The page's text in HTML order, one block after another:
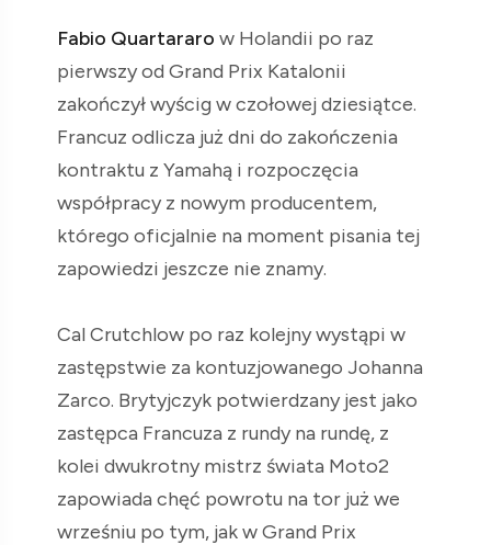
Fabio Quartararo w Holandii po raz
pierwszy od Grand Prix Katalonii
zakończył wyścig w czołowej dziesiątce.
Francuz odlicza już dni do zakończenia
kontraktu z Yamahą i rozpoczęcia
współpracy z nowym producentem,
którego oficjalnie na moment pisania tej
zapowiedzi jeszcze nie znamy.
Cal Crutchlow po raz kolejny wystąpi w
zastępstwie za kontuzjowanego Johanna
Zarco. Brytyjczyk potwierdzany jest jako
zastępca Francuza z rundy na rundę, z
kolei dwukrotny mistrz świata Moto2
zapowiada chęć powrotu na tor już we
wrześniu po tym, jak w Grand Prix